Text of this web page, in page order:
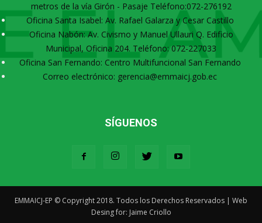
metros de la vía Girón - Pasaje Teléfono:072-276192
Oficina Santa Isabel: Av. Rafael Galarza y Cesar Castillo
Oficina Nabón: Av. Civismo y Manuel Ullauri Q. Edificio
Municipal, Oficina 204. Teléfono: 072-227033
Oficina San Fernando: Centro Multifuncional San Fernando
Correo electrónico: gerencia@emmaicj.gob.ec
SÍGUENOS
EMMAICJ-EP © Copyright 2018. Todos los Derechos Reservados | Web
Desing for: Jaime Criollo